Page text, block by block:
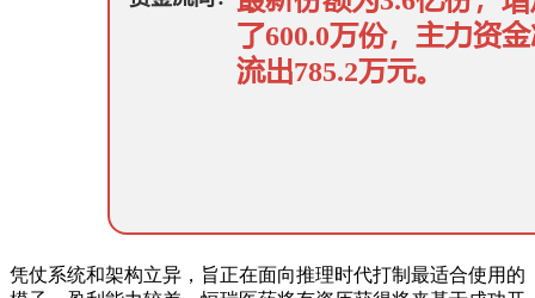
凭仗系统和架构立异，旨正在面向推理时代打制最适合使用的